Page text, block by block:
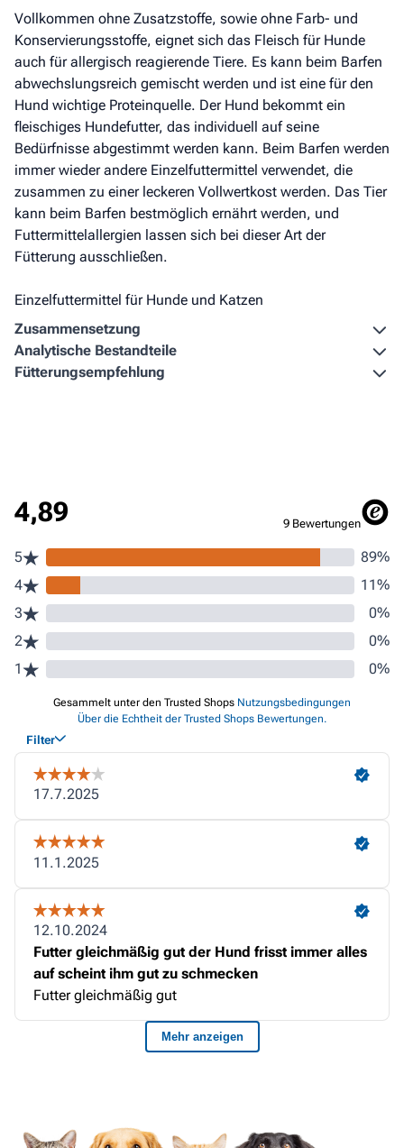
Vollkommen ohne Zusatzstoffe, sowie ohne Farb- und
Konservierungsstoffe, eignet sich das Fleisch für Hunde
auch für allergisch reagierende Tiere. Es kann beim Barfen
abwechslungsreich gemischt werden und ist eine für den
Hund wichtige Proteinquelle. Der Hund bekommt ein
fleischiges Hundefutter, das individuell auf seine
Bedürfnisse abgestimmt werden kann. Beim Barfen werden
immer wieder andere Einzelfuttermittel verwendet, die
zusammen zu einer leckeren Vollwertkost werden. Das Tier
kann beim Barfen bestmöglich ernährt werden, und
Futtermittelallergien lassen sich bei dieser Art der
Fütterung ausschließen.
Einzelfuttermittel für Hunde und Katzen
Zusammen­setzung
Analytische Bestandteile
Fütterungs­empfehlung